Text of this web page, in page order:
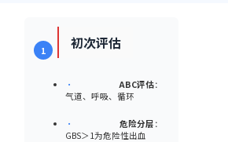
1 初次评估
• ABC评估：
气道、呼吸、循环
• 危险分层 ：
GBS＞1为危险性出血